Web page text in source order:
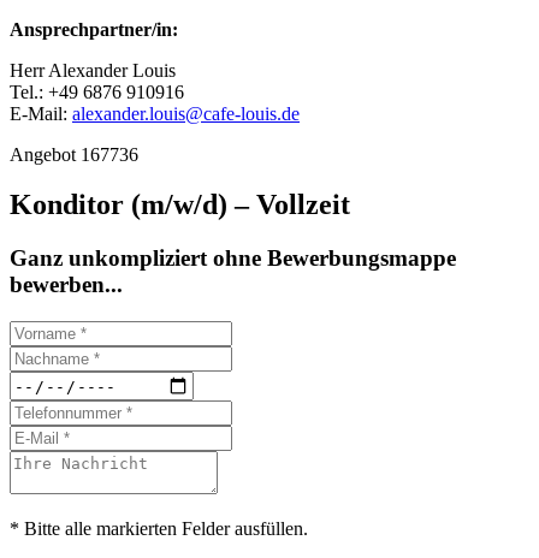
Ansprechpartner/in:
Herr Alexander Louis
Tel.: +49 6876 910916
E-Mail: alexander.louis@cafe-louis.de
Angebot 167736
Konditor (m/w/d) – Vollzeit
Ganz unkompliziert ohne Bewerbungsmappe
bewerben...
* Bitte alle markierten Felder ausfüllen.